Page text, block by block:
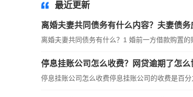
最近更新
离婚夫妻共同债务有什么内容？夫妻债务
离婚夫妻共同债务有什么？1 婚前一方借款购置
停息挂账公司怎么收费？网贷逾期了怎
停息挂账公司怎么收费停息挂账公司的收费是百